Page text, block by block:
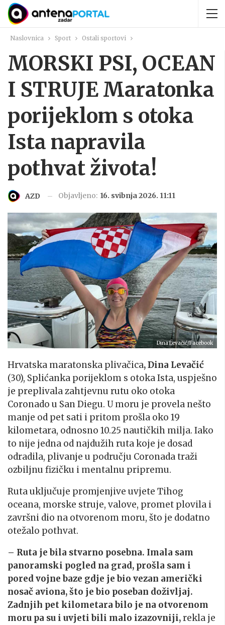
Naslovnica Sport Ostali sportovi
MORSKI PSI, OCEAN
I STRUJE Maratonka
porijeklom s otoka
Ista napravila
pothvat života!
AZD Objavljeno: 16. svibnja 2026. 11:11
Dina Levačić/Facebook
Hrvatska maratonska plivačica, Dina Levačić
(30), Splićanka porijeklom s otoka Ista, uspješno
je preplivala zahtjevnu rutu oko otoka
Coronado u San Diegu. U moru je provela nešto
manje od pet sati i pritom prošla oko 19
kilometara, odnosno 10.25 nautičkih milja. Iako
to nije jedna od najdužih ruta koje je dosad
odradila, plivanje u području Coronada traži
ozbiljnu fizičku i mentalnu pripremu.
Ruta uključuje promjenjive uvjete Tihog
oceana, morske struje, valove, promet plovila i
završni dio na otvorenom moru, što je dodatno
otežalo pothvat.
– Ruta je bila stvarno posebna. Imala sam
panoramski pogled na grad, prošla sam i
pored vojne baze gdje je bio vezan američki
nosač aviona, što je bio poseban doživljaj.
Zadnjih pet kilometara bilo je na otvorenom
moru pa su i uvjeti bili malo izazovniji,rekla je